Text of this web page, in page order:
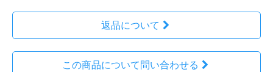
返品について
この商品について問い合わせる